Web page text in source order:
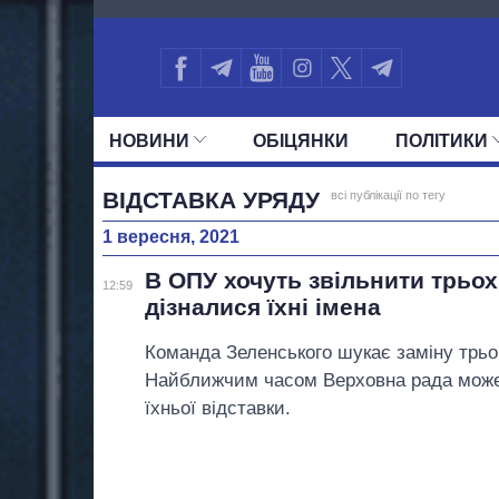
406
НОВИНИ ОБIЦЯНКИ ПОЛIТИКИ
УСІ ПОЛІТИКИ ПРЕЗИДЕНТ І ОФІС
ВІДСТАВКА УРЯДУ всі публікації по тегу
1 вересня, 2021
12:59
В ОПУ хочуть звільнити трьох
дізналися їхні імена
Команда Зеленського шукає заміну
Найближчим часом Верховна рада
їхньої відставки.